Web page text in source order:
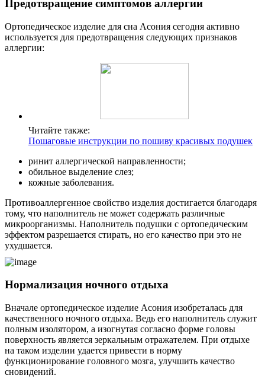
Предотвращение симптомов аллергии
Ортопедическое изделие для сна Асония сегодня активно
используется для предотвращения следующих признаков
аллергии:
Читайте также:
Пошаговые инструкции по пошиву красивых подушек
ринит аллергической направленности;
обильное выделение слез;
кожные заболевания.
Противоаллергенное свойство изделия достигается благодаря
тому, что наполнитель не может содержать различные
микроорганизмы. Наполнитель подушки с ортопедическим
эффектом разрешается стирать, но его качество при это не
ухудшается.
Нормализация ночного отдыха
Вначале ортопедическое изделие Асония изобреталась для
качественного ночного отдыха. Ведь его наполнитель служит
полным изолятором, а изогнутая согласно форме головы
поверхность является зеркальным отражателем. При отдыхе
на таком изделии удается привести в норму
функционирование головного мозга, улучшить качество
сновидений.